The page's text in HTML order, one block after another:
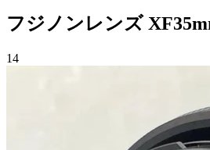
フジノンレンズ
14